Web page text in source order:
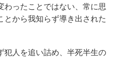
わったことではない、常に思
とから我知らず導き出された
犯人を追い詰め、半死半生の